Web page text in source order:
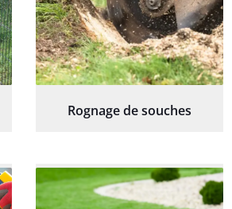
Rognage de souches